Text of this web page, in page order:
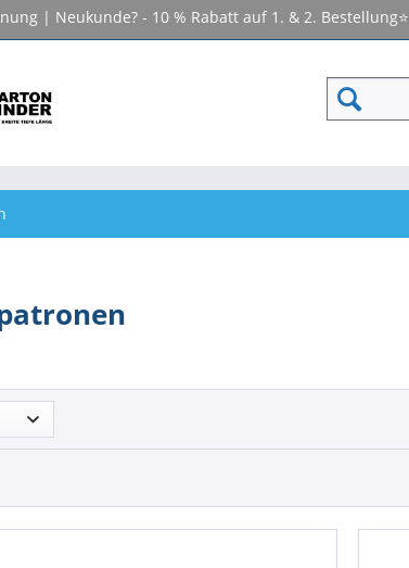
| Neukunde? - 10 % Rabatt auf 1. & 2. Bestellung⭐